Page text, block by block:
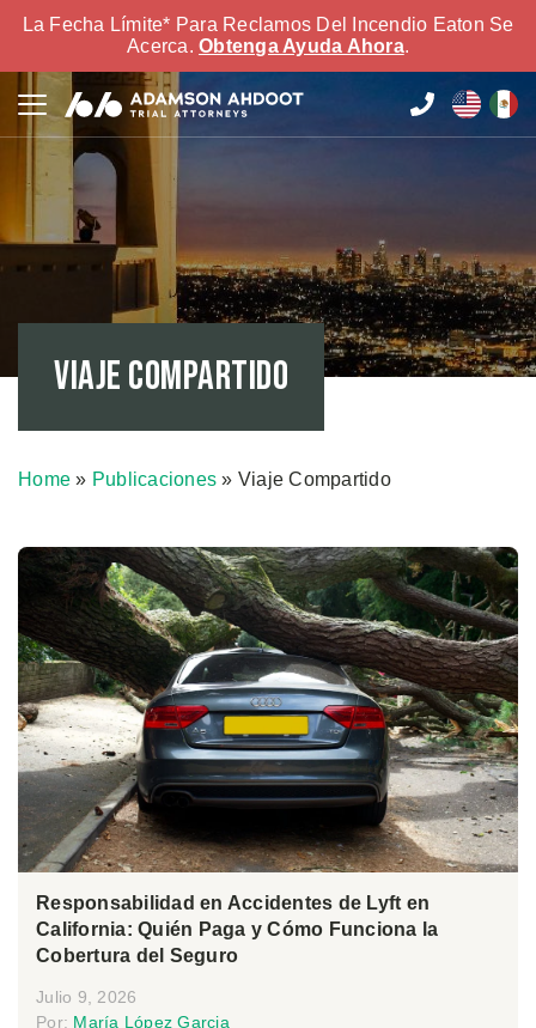
La Fecha Límite* Para Reclamos Del Incendio Eaton Se
Acerca. Obtenga Ayuda Ahora.
Viaje Compartido
Home » Publicaciones » Viaje Compartido
Responsabilidad en Accidentes de Lyft en
California: Quién Paga y Cómo Funciona la
Cobertura del Seguro
Julio 9, 2026
Por: María López Garcia